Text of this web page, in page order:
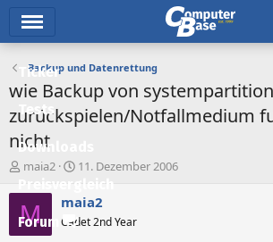
Ticker
Tests
Downloads
Preisvergleich
Forum
Backup und Datenrettung
wie Backup von systempartition
zurückspielen/Notfallmedium
nicht
E
r
s
t
e
maia2
E
r
s
t
e
11. Dezember 2006
M maia2
Cadet 2nd Year